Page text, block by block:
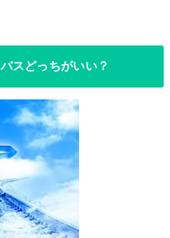
スどっちがいい？